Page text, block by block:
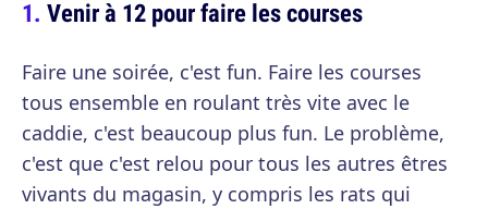
Venir à 12 pour faire les courses
Faire une soirée, c'est fun. Faire les courses
tous ensemble en roulant très vite avec le
caddie, c'est beaucoup plus fun. Le problème,
c'est que c'est relou pour tous les autres êtres
vivants du magasin, y compris les rats qui